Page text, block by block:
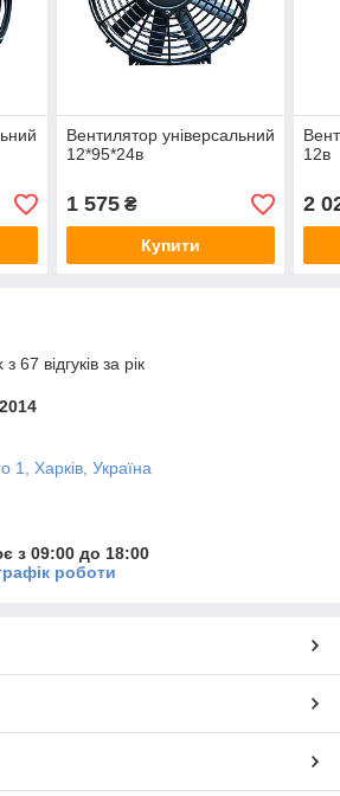
Вентилятор універсальний
12*95*24в
1 575₴
Купити
12в
2
67 відгуків за рік
1, Харків, Україна
з 09:00 до 18:00
роботи